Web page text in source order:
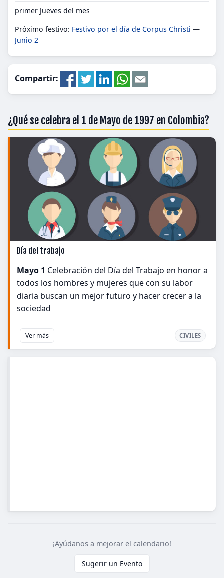
primer Jueves del mes
Próximo festivo: Festivo por el día de Corpus Christi —
Junio 2
Compartir:
¿Qué se celebra el 1 de Mayo de 1997 en Colombia?
Día del trabajo
Mayo 1 Celebración del Día del Trabajo en honor a
todos los hombres y mujeres que con su labor
diaria buscan un mejor futuro y hacer crecer a la
sociedad
Ver más CIVILES
¡Ayúdanos a mejorar el calendario!
Sugerir un Evento